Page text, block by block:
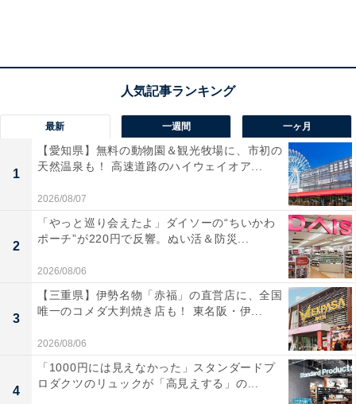
最新 一週間 一ヶ月
1
【愛知県】無料の動物園＆観光牧場に、市初の
天然温泉も！ 高速道路のハイウェイオア...
2026/08/07
2
「やっと巡り会えたよ」ダイソーの“ちいかわ
ポーチ”が220円で反響。ぬい活＆防災...
2026/08/06
3
【三重県】伊勢名物「赤福」の直営店に、全国
唯一のコメダ大判焼き店も！ 東名阪・伊...
2026/08/06
4
「1000円には見えなかった」スタンダードプ
ロダクツのリュックが「高見えする」の...